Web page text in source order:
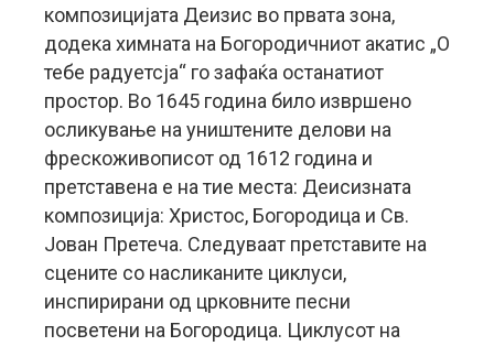
композицијата Деизис во првата зона,
додека химната на Богородичниот акатис „О
тебе радуетсја“ го зафаќа останатиот
простор. Во 1645 година било извршено
осликување на уништените делови на
фрескоживописот од 1612 година и
претставена е на тие места: Деисизната
композиција: Христос, Богородица и Св.
Јован Претеча. Следуваат претставите на
сцените со насликаните циклуси,
инспирирани од црковните песни
посветени на Богородица. Циклусот на